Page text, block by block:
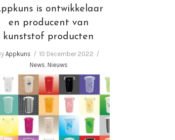
is ontwikkelaar
en producent van
kunststof producten
Appkuns
10 December 2022
News, Nieuws
Appkuns zet in op
comfort en
veiligheid in kunststof